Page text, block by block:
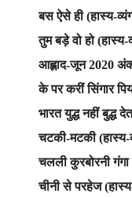
बस ऐसे ही (हास्य-
तुम बड़े वो हो
आह्लाद-जून 2020
के पर करीं सिंगार
भारत युद्ध नहीं बुद्ध
चटकी-मटकी (हास्य-
चलली कुरबोरनी
चीनी से परहेज